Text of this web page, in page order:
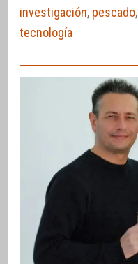
investigación, pescado,
tecnología